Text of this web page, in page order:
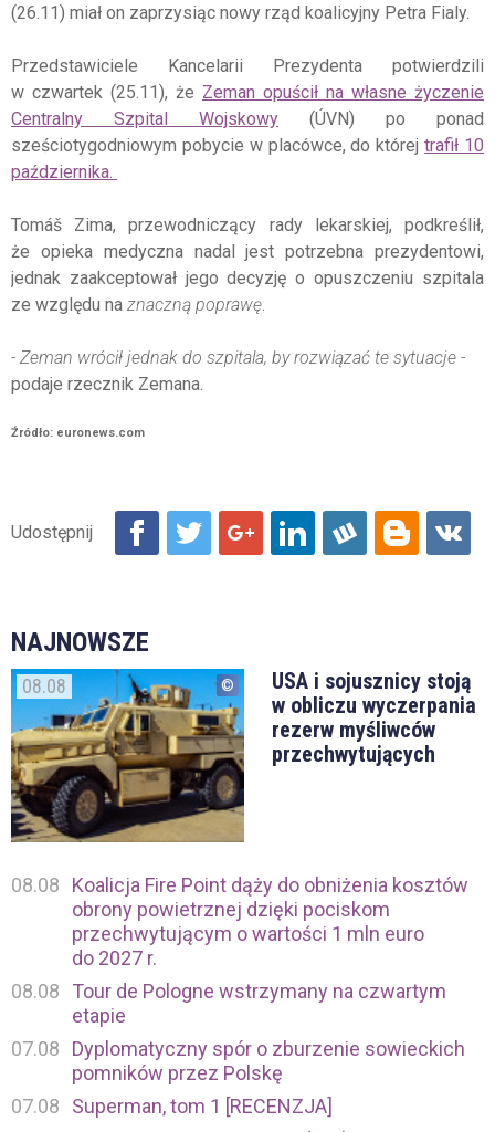
(26.11) miał on zaprzysiąc nowy rząd koalicyjny Petra Fialy.
Przedstawiciele Kancelarii Prezydenta potwierdzili
w czwartek (25.11), że Zeman opuścił na własne życzenie
Centralny Szpital Wojskowy (ÚVN) po ponad
sześciotygodniowym pobycie w placówce, do którejtrafił 10
października.
Tomáš Zima, przewodniczący rady lekarskiej, podkreślił,
że opieka medyczna nadal jest potrzebna prezydentowi,
jednak zaakceptował jego decyzję o opuszczeniu szpitala
ze względu na znaczną poprawę
- Zeman wrócił jednak do szpitala, by rozwiązać te sytuacje -
podaje rzecznik Zemana.
Źródło: euronews.com
NAJNOWSZE
08.08
USA i sojusznicy stoją
w obliczu wyczerpania
rezerw myśliwców
przechwytujących
08.08
Koalicja Fire Point dąży do obniżenia kosztów
obrony powietrznej dzięki pociskom
przechwytującym o wartości 1 mln euro
do 2027 r.
08.08
Tour de Pologne wstrzymany na czwartym
etapie
07.08
Dyplomatyczny spór o zburzenie sowieckich
pomników przez Polskę
07.08
Superman, tom 1 [RECENZJA]